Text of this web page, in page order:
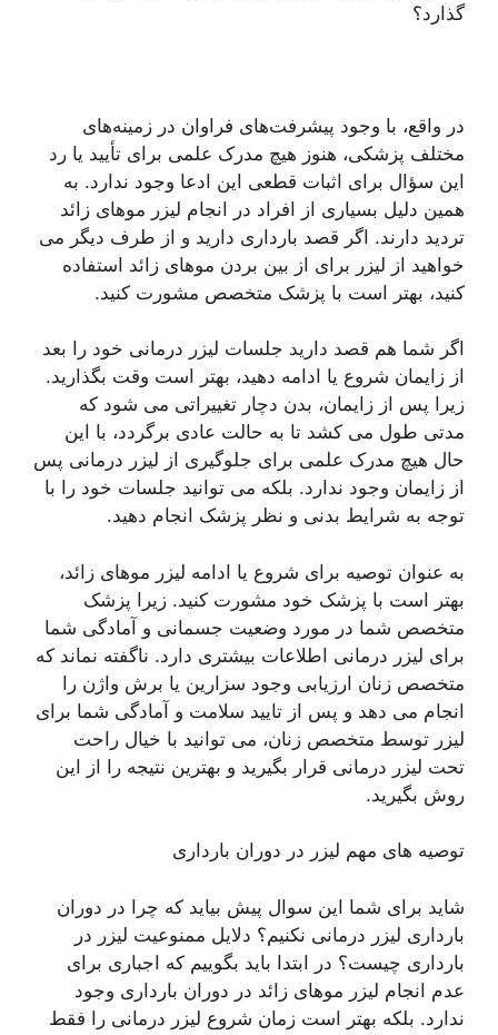
گذارد؟
در واقع، با وجود پیشرفت‌های فراوان در زمینه‌های
مختلف پزشکی، هنوز هیچ مدرک علمی برای تأیید یا رد
این سؤال برای اثبات قطعی این ادعا وجود ندارد. به
همین دلیل بسیاری از افراد در انجام لیزر موهای زائد
تردید دارند. اگر قصد بارداری دارید و از طرف دیگر می
خواهید از لیزر برای از بین بردن موهای زائد استفاده
کنید، بهتر است با پزشک متخصص مشورت کنید.
اگر شما هم قصد دارید جلسات لیزر درمانی خود را بعد
از زایمان شروع یا ادامه دهید، بهتر است وقت بگذارید.
زیرا پس از زایمان، بدن دچار تغییراتی می شود که
مدتی طول می کشد تا به حالت عادی برگردد، با این
حال هیچ مدرک علمی برای جلوگیری از لیزر درمانی پس
از زایمان وجود ندارد. بلکه می توانید جلسات خود را با
توجه به شرایط بدنی و نظر پزشک انجام دهید.
به عنوان توصیه برای شروع یا ادامه لیزر موهای زائد،
بهتر است با پزشک خود مشورت کنید. زیرا پزشک
متخصص شما در مورد وضعیت جسمانی و آمادگی شما
برای لیزر درمانی اطلاعات بیشتری دارد. ناگفته نماند که
متخصص زنان ارزیابی وجود سزارین یا برش واژن را
انجام می دهد و پس از تایید سلامت و آمادگی شما برای
لیزر توسط متخصص زنان، می توانید با خیال راحت
تحت لیزر درمانی قرار بگیرید و بهترین نتیجه را از این
روش بگیرید.
توصیه های مهم لیزر در دوران بارداری
شاید برای شما این سوال پیش بیاید که چرا در دوران
بارداری لیزر درمانی نکنیم؟ دلایل ممنوعیت لیزر در
بارداری چیست؟ در ابتدا باید بگوییم که اجباری برای
عدم انجام لیزر موهای زائد در دوران بارداری وجود
ندارد. بلکه بهتر است زمان شروع لیزر درمانی را فقط